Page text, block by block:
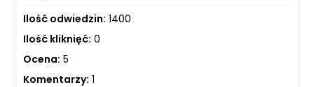
Ilość odwiedzin: 1400
Ilość kliknięć: 0
Ocena: 5
Komentarzy: 1